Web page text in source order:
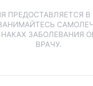
ПРЕДОСТАВЛЯЕТСЯ
ЗАБОЛЕВАНИЯ
ВРАЧУ.